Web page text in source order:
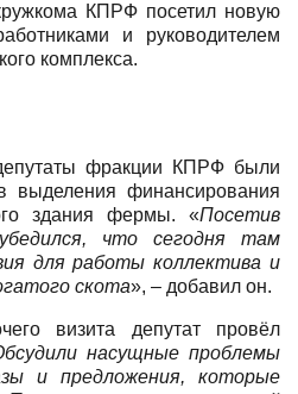
КПРФ посетил новую
и руководителем
комплекса.
фракции КПРФ были
выделения финансирования
здания фермы. «Посетив
что сегодня там
для работы коллектива и
скота», – добавил он.
визита депутат провёл
насущные проблемы
и предложения, которые